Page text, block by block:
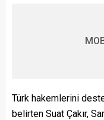
Türk hakemlerini
belirten Suat Çakır,